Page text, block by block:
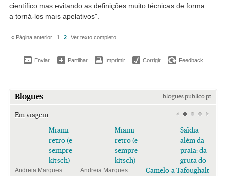
científico mas evitando as definições muito técnicas de forma
a torná-los mais apelativos".
« Página anterior 1 2 Ver texto completo
Enviar Partilhar Imprimir Corrigir Feedback
Blogues blogues.publico.pt
Em viagem
Miami
retro (e
sempre
kitsch)
Andreia Marques
Miami
retro (e
sempre
kitsch)
Andreia Marques
Saïdia
além da
praia: da
gruta do
Camelo a Tafoughalt